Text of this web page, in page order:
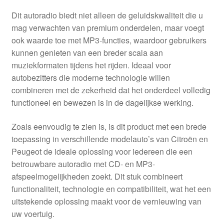
Dit autoradio biedt niet alleen de geluidskwaliteit die u
mag verwachten van premium onderdelen, maar voegt
ook waarde toe met MP3-functies, waardoor gebruikers
kunnen genieten van een breder scala aan
muziekformaten tijdens het rijden. Ideaal voor
autobezitters die moderne technologie willen
combineren met de zekerheid dat het onderdeel volledig
functioneel en bewezen is in de dagelijkse werking.
Zoals eenvoudig te zien is, is dit product met een brede
toepassing in verschillende modelauto’s van Citroën en
Peugeot de ideale oplossing voor iedereen die een
betrouwbare autoradio met CD- en MP3-
afspeelmogelijkheden zoekt. Dit stuk combineert
functionaliteit, technologie en compatibiliteit, wat het een
uitstekende oplossing maakt voor de vernieuwing van
uw voertuig.